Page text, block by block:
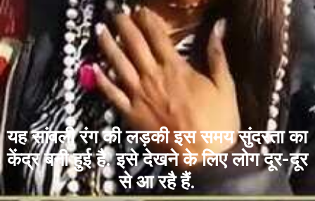
यह सांवली रंग की लड़की इस समय सुंदरता का
केंद्र बनी हुई है. इसे देखने के लिए लोग दूर-दूर
से आ रहै हैं.